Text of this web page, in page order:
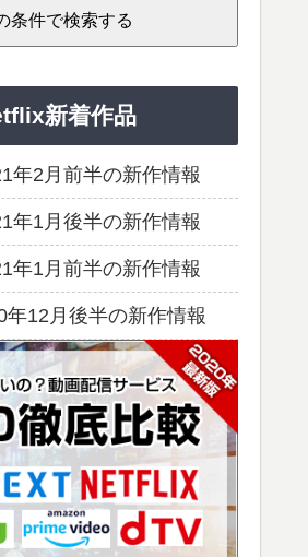
新着作品
年2月前半の新作情報
年1月後半の新作情報
年1月前半の新作情報
年12月後半の新作情報